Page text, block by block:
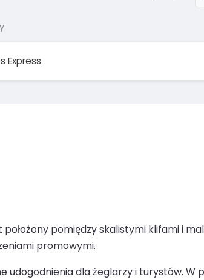
Express
pomiędzy skalistymi klifami i
promowymi.
udogodnienia dla żeglarzy i turystów. W